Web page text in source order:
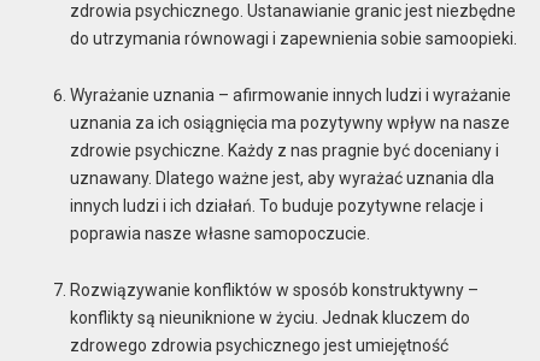
zdrowia psychicznego. Ustanawianie granic jest niezbędne
do utrzymania równowagi i zapewnienia sobie samoopieki.
Wyrażanie uznania – afirmowanie innych ludzi i wyrażanie
uznania za ich osiągnięcia ma pozytywny wpływ na nasze
zdrowie psychiczne. Każdy z nas pragnie być doceniany i
uznawany. Dlatego ważne jest, aby wyrażać uznania dla
innych ludzi i ich działań. To buduje pozytywne relacje i
poprawia nasze własne samopoczucie.
Rozwiązywanie konfliktów w sposób konstruktywny –
konflikty są nieuniknione w życiu. Jednak kluczem do
zdrowego zdrowia psychicznego jest umiejętność